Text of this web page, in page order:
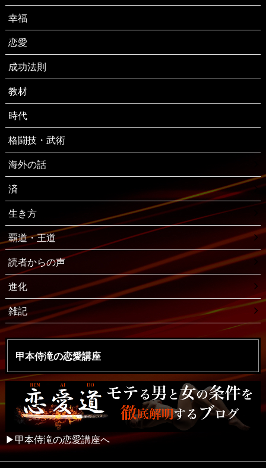
幸福
恋愛
成功法則
教材
時代
格闘技・武術
海外の話
済
生き方
覇道・王道
読者からの声
進化
雑記
甲本侍滝の恋愛講座
▶︎甲本侍滝の恋愛講座へ